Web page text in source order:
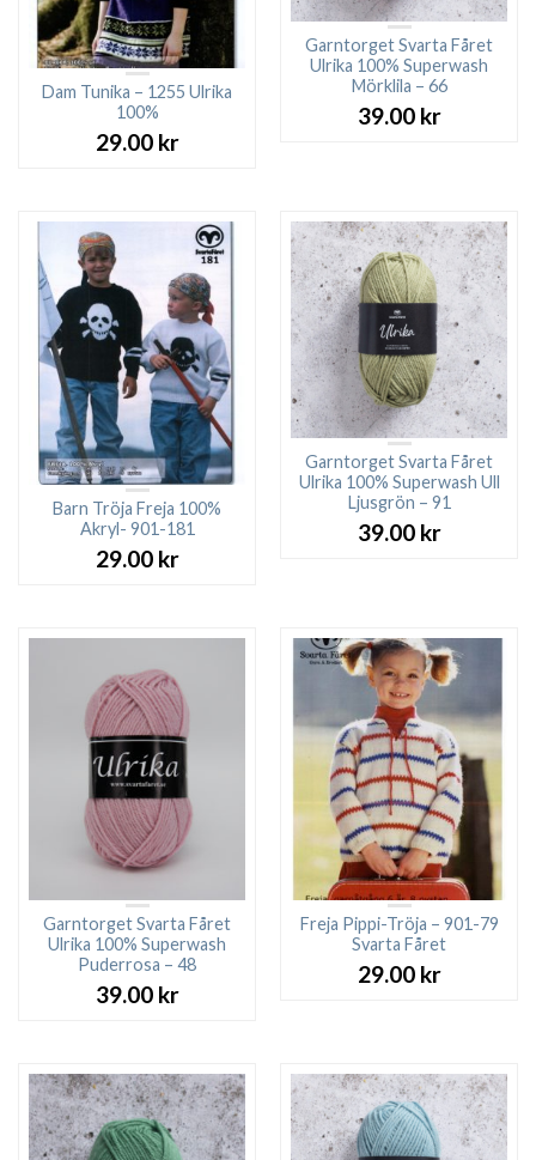
Dam Tunika – 1255 Ulrika
100%
29.00 kr
Garntorget Svarta Fåret
Ulrika 100% Superwash
Mörklila – 66
39.00 kr
Barn Tröja Freja 100%
Akryl- 901-181
29.00 kr
Garntorget Svarta Fåret
Ulrika 100% Superwash Ull
Ljusgrön – 91
39.00 kr
Garntorget Svarta Fåret
Ulrika 100% Superwash
Puderrosa – 48
39.00 kr
Freja Pippi-Tröja – 901-79
Svarta Fåret
29.00 kr